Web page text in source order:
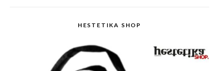
HESTETIKA SHOP